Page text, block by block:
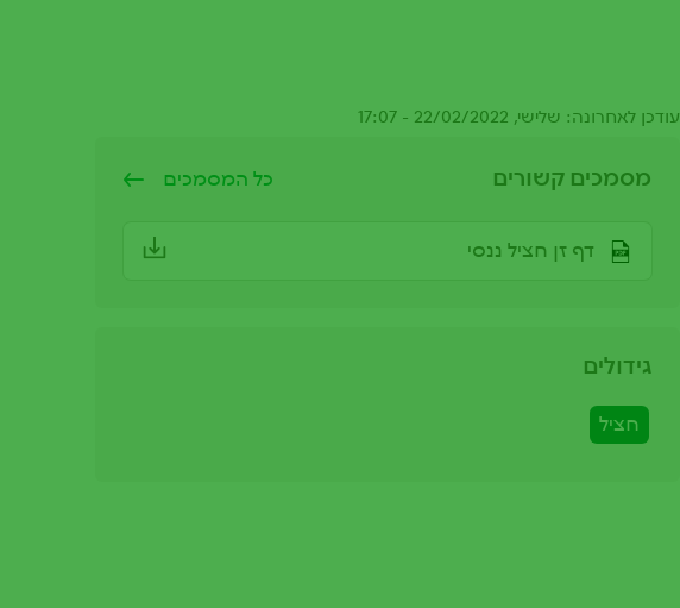
עודכן לאחרונה: שלישי, 22/02/2022 - 17:07
מסמכים קשורים כל המסמכים
דף זן חציל ננסי
גידולים
חציל